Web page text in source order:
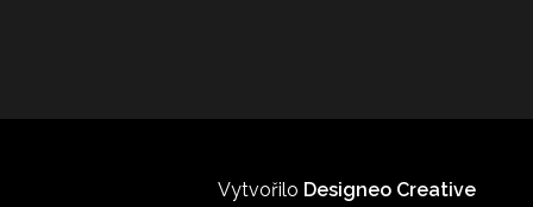
Vytvořilo Designeo Creative